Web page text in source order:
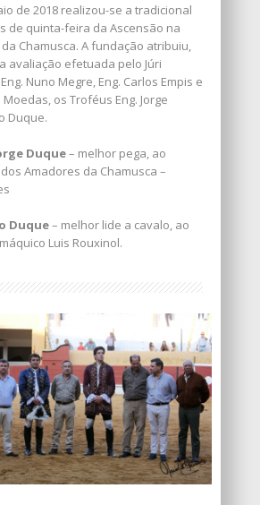
de 2018 realizou-se a tradicional
de quinta-feira da Ascensão na
Chamusca. A fundação atribuiu,
avaliação efetuada pelo Júri
Nuno Megre, Eng. Carlos Empis e
Moedas, os Troféus Eng. Jorge
Duque.
Duque– melhor pega, ao
Amadores da Chamusca –
Duque– melhor lide a cavalo, ao
Luis Rouxinol.